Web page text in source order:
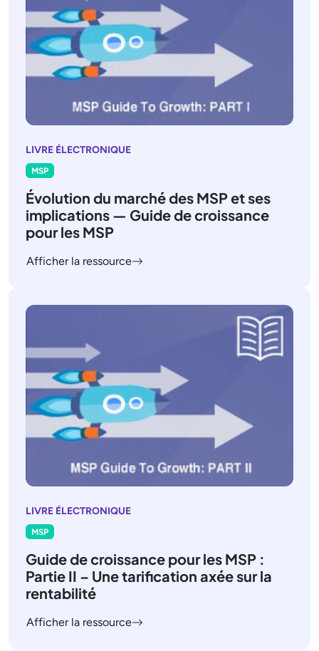
LIVRE ÉLECTRONIQUE
MSP
Évolution du marché des MSP et ses
implications — Guide de croissance
pour les MSP
Afficher la ressource
LIVRE ÉLECTRONIQUE
MSP
Guide de croissance pour les MSP :
Partie II – Une tarification axée sur la
rentabilité
Afficher la ressource